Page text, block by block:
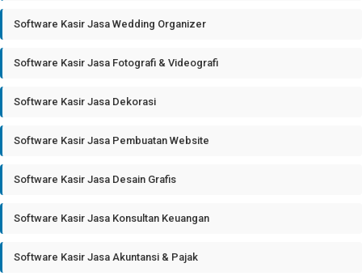
Software Kasir Jasa Wedding Organizer
Software Kasir Jasa Fotografi & Videografi
Software Kasir Jasa Dekorasi
Software Kasir Jasa Pembuatan Website
Software Kasir Jasa Desain Grafis
Software Kasir Jasa Konsultan Keuangan
Software Kasir Jasa Akuntansi & Pajak